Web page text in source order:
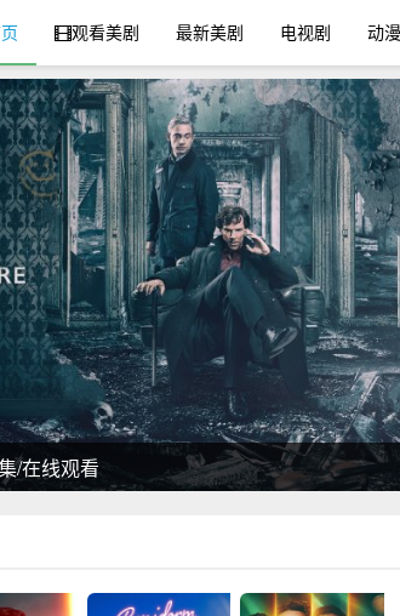
观看美剧 最新美剧 电视剧 动漫
/在线观看